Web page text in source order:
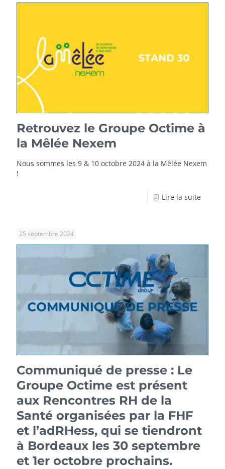
Retrouvez le Groupe Octime à
la Mêlée Nexem
Nous sommes les 9 & 10 octobre 2024 à la Mêlée Nexem
!
Lire la suite
25 septembre 2024
Communiqué de presse : Le
Groupe Octime est présent
aux Rencontres RH de la
Santé organisées par la FHF
et l’adRHess, qui se tiendront
à Bordeaux les 30 septembre
et 1er octobre prochains.